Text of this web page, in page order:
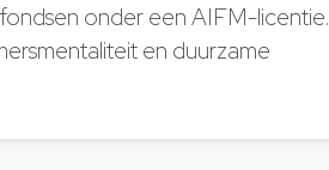
onder een AIFM-licentie.
en duurzame